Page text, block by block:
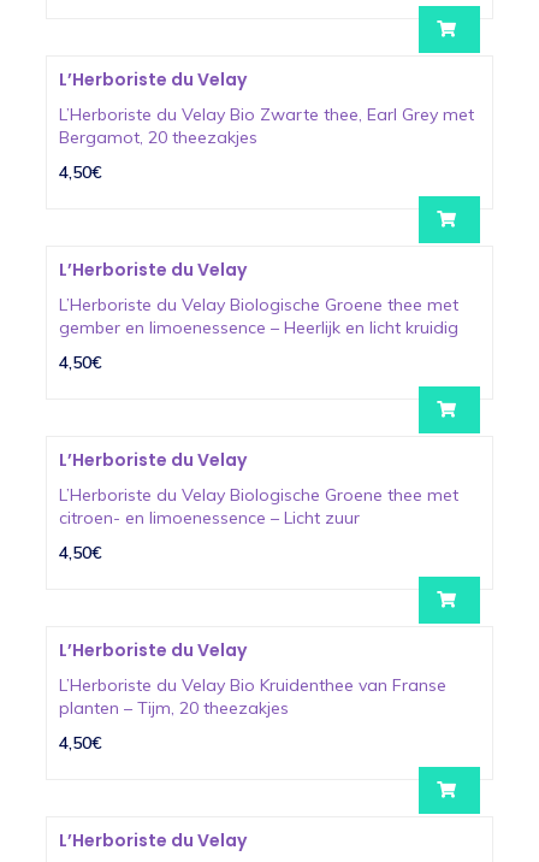
L’Herboriste du Velay
L’Herboriste du Velay Bio Zwarte thee, Earl Grey met
Bergamot, 20 theezakjes
4,50€
L’Herboriste du Velay
L’Herboriste du Velay Biologische Groene thee met
gember en limoenessence – Heerlijk en licht kruidig
4,50€
L’Herboriste du Velay
L’Herboriste du Velay Biologische Groene thee met
citroen- en limoenessence – Licht zuur
4,50€
L’Herboriste du Velay
L’Herboriste du Velay Bio Kruidenthee van Franse
planten – Tijm, 20 theezakjes
4,50€
L’Herboriste du Velay